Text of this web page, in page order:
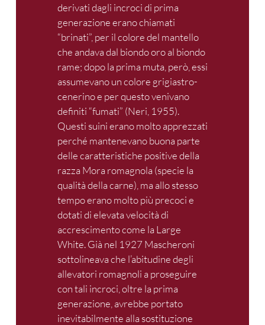
derivati dagli incroci di prima
generazione erano chiamati
“brinati”, per il colore del mantello
che andava dal biondo oro al biondo
rame; dopo la prima muta, però, essi
assumevano un colore grigiastro-
cenerino e per questo venivano
definiti “fumati” (Neri, 1955).
Questi suini erano molto apprezzati
perché mantenevano buona parte
delle caratteristiche positive della
razza Mora romagnola (specie la
qualità della carne), ma allo stesso
tempo erano molto più precoci e
dotati di elevata velocità di
accrescimento come la Large
White. Già nel 1927 Mascheroni
sottolineava che l’abitudine degli
allevatori romagnoli a proseguire
con tali incroci, oltre la prima
generazione, avrebbe portato
inevitabilmente alla sostituzione